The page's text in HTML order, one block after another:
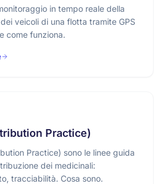
in tempo reale della
veicoli di una flotta tramite GPS
come funziona.
Practice)
Practice) sono le linee guida
dei medicinali:
tracciabilità. Cosa sono.